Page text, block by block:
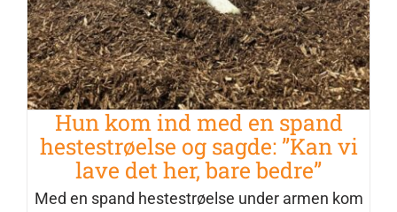
Hun kom ind med en spand
hestestrøelse og sagde: ”Kan vi
lave det her, bare bedre”
Med en spand hestestrøelse under armen kom